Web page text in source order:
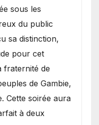
sous les
du public
sa distinction,
pour cet
fraternité de
de Gambie,
Cette soirée aura
à deux